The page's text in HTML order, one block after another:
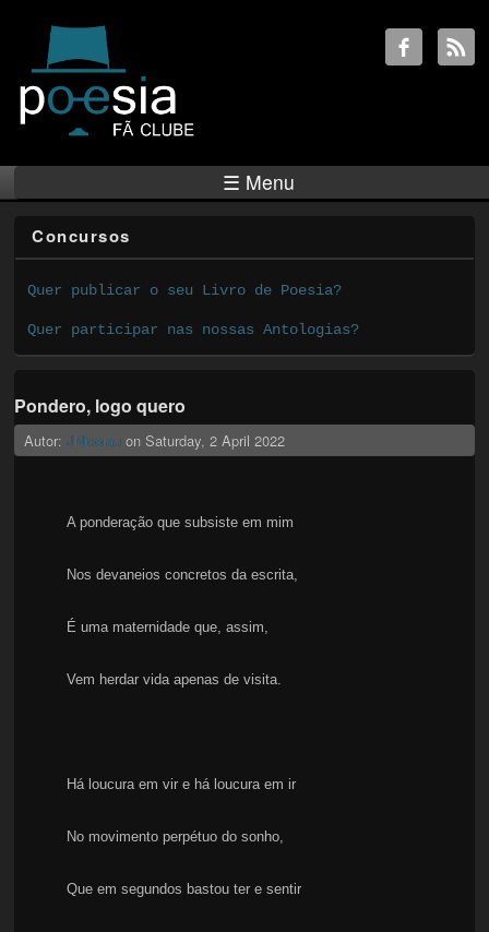
☰ Menu
Concursos
Quer publicar o seu Livro de Poesia?
Quer participar nas nossas Antologias?
Pondero, logo quero
Autor:JNicolau on Saturday, 2 April 2022
A ponderação que subsiste em mim
Nos devaneios concretos da escrita,
É uma maternidade que, assim,
Vem herdar vida apenas de visita.
Há loucura em vir e há loucura em ir
No movimento perpétuo do sonho,
Que em segundos bastou ter e sentir